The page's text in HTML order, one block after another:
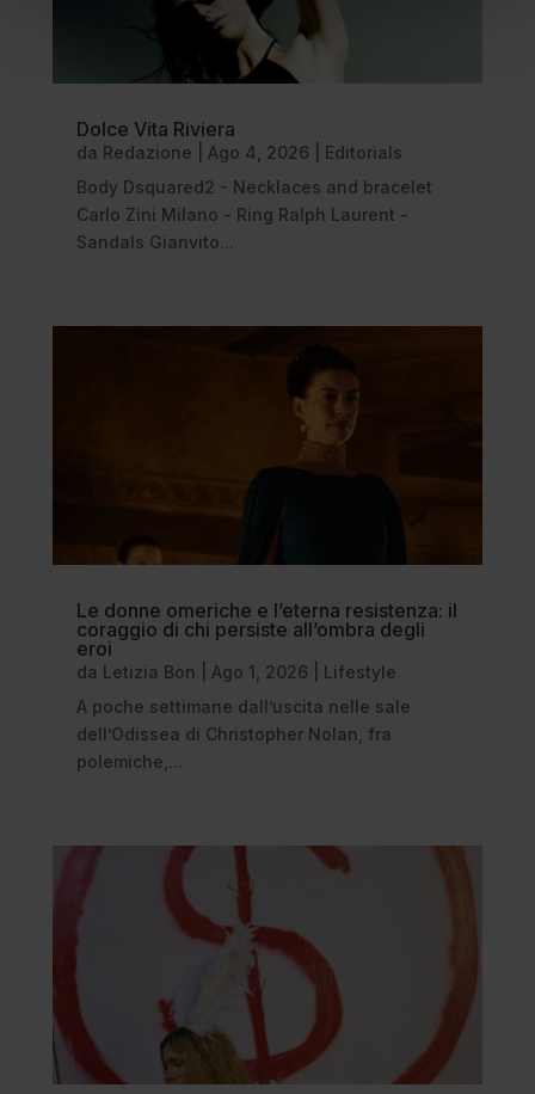
Dolce Vita Riviera
da Redazione Ago 4, 2026
Editorials
Body Dsquared2 - Necklaces and bracelet
Carlo Zini Milano - Ring Ralph Laurent -
Sandals Gianvito...
Le donne omeriche e l’eterna resistenza: il
coraggio di chi persiste all’ombra degli
eroi
da Letizia Bon Ago 1, 2026
Lifestyle
A poche settimane dall’uscita nelle sale
dell’Odissea di Christopher Nolan, fra
polemiche,...